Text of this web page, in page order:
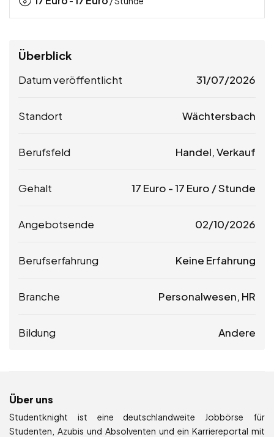
Überblick
Datum veröffentlicht 31/07/2026
Standort Wächtersbach
Berufsfeld Handel, Verkauf
Gehalt 17 Euro -17 Euro / Stunde
Angebotsende 02/10/2026
Berufserfahrung Keine Erfahrung
Branche Personalwesen, HR
Bildung Andere
Über uns
Studentknight ist eine deutschlandweite Jobbörse für
Studenten, Azubis und Absolventen und ein Karriereportal mit